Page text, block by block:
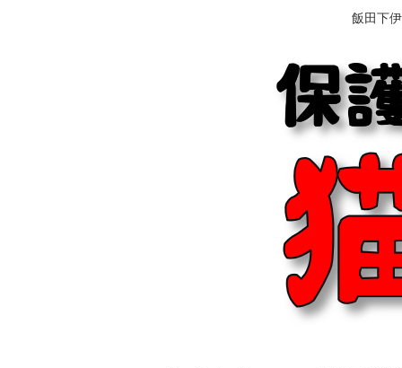
飯田下